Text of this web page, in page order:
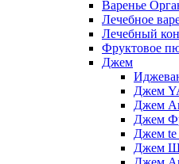
Варенье
Лечебное
Лечебный
Фруктовое
Джем
Джем
Джем
Джем
Джем te
Джем